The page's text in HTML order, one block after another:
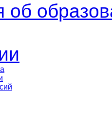
об